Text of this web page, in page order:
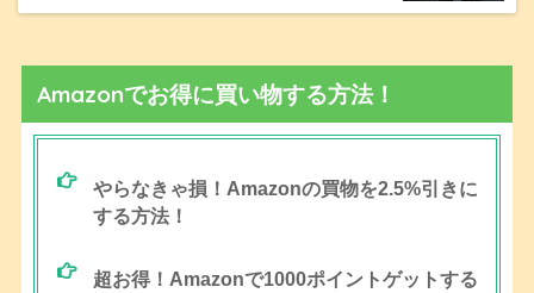
Amazonでお得に買い物する方法！
やらなきゃ損！Amazonの買物を2.5%引きに
する方法！
超お得！Amazonで1000ポイントゲットする